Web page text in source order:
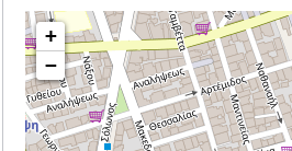
+
−